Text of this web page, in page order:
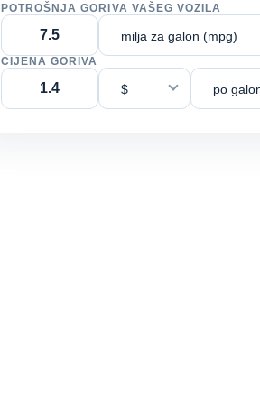
POTROŠNJA GORIVA VAŠEG VOZILA
milja za galon (mpg)
CIJENA GORIVA
$ po